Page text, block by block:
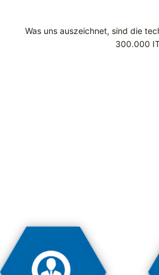
Was uns auszeichnet, sind die
300.000